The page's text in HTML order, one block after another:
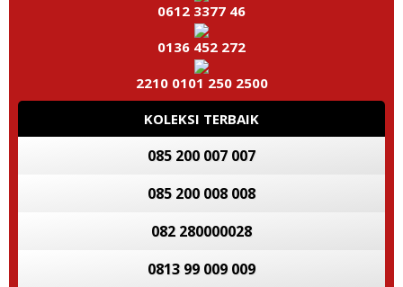
0612 3377 46
0136 452 272
2210 0101 250 2500
KOLEKSI TERBAIK
085 200 007 007
085 200 008 008
082 280000028
0813 99 009 009